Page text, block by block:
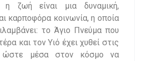
η ζωή είναι μια δυναμική,
καρποφόρα κοινωνία, η οποία
το Άγιο Πνεύμα που
και τον Υιό έχει χυθεί στις
ώστε μέσα στον κόσμο να